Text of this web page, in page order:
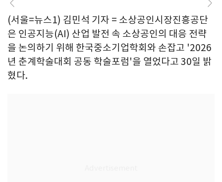
(서울=뉴스1) 김민석 기자 = 소상공인시장진흥공단
은 인공지능(AI) 산업 발전 속 소상공인의 대응 전략
을 논의하기 위해 한국중소기업학회와 손잡고 '2026
년 춘계학술대회 공동 학술포럼'을 열었다고 30일 밝
혔다.